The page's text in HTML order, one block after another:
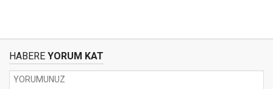
HABERE YORUM KAT